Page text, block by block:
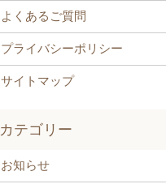
よくあるご質問
プライバシーポリシー
サイトマップ
お知らせ